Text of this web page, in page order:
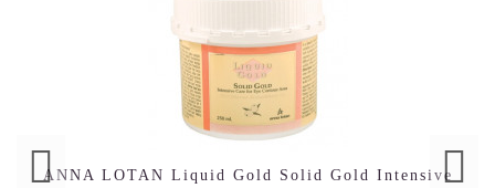
ANNA LOTAN Liquid Gold Solid Gold Intensive